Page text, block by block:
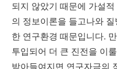
되지 않았기 때문에 가설적
의 정보이론을 들고나와 질
한 연구환경 때문입니다.
투입되어 더 큰 진전을 이룰
받아들여지면 연구자금의